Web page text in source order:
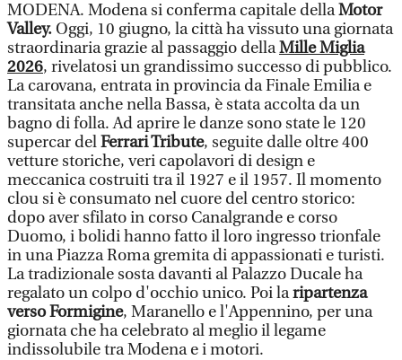
MODENA. Modena si conferma capitale dellaMotor
Valley. Oggi, 10 giugno, la città ha vissuto una giornata
straordinaria grazie al passaggio dellaMille Miglia
2026, rivelatosi un grandissimo successo di pubblico.
La carovana, entrata in provincia da Finale Emilia e
transitata anche nella Bassa, è stata accolta da un
bagno di folla. Ad aprire le danze sono state le 120
supercar delFerrari Tribute, seguite dalle oltre 400
vetture storiche, veri capolavori di design e
meccanica costruiti tra il 1927 e il 1957. Il momento
clou si è consumato nel cuore del centro storico:
dopo aver sfilato in corso Canalgrande e corso
Duomo, i bolidi hanno fatto il loro ingresso trionfale
in una Piazza Roma gremita di appassionati e turisti.
La tradizionale sosta davanti al Palazzo Ducale ha
regalato un colpo d'occhio unico. Poi laripartenza
verso Formigine, Maranello e l'Appennino, per una
giornata che ha celebrato al meglio il legame
indissolubile tra Modena e i motori.